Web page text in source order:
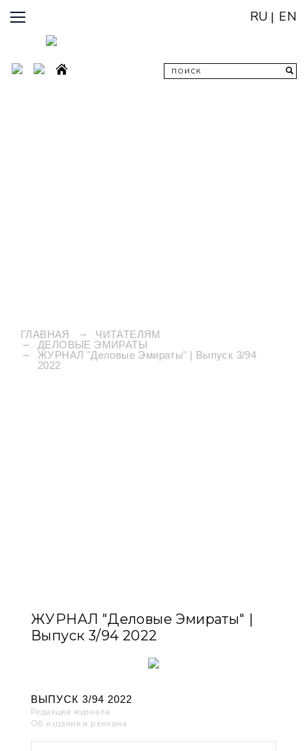
RU EN
ГЛАВНАЯ
ЧИТАТЕЛЯМ
ДЕЛОВЫЕ ЭМИРАТЫ
ЖУРНАЛ "Деловые Эмираты" | Выпуск 3/94
2022
ЖУРНАЛ "Деловые Эмираты" |
Выпуск 3/94 2022
ВЫПУСК 3/94 2022
Редакция журнала
Об издании и реклама